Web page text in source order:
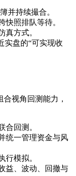
并持续撮合。
快照排队等待。
真方式。
实盘的“可实现收
视角回测能力，
合回测。
统一管理资金与风
行模拟。
益、波动、回撤与